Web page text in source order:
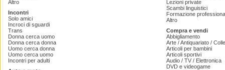
Altro
Incontri
Solo amici
Incroci di sguardi
Trans
Donna cerca uomo
Donna cerca donna
Uomo cerca donna
Uomo cerca uomo
Incontri per adulti
Lezioni private
Scambi linguistici
Formazione
Altro
Compra e vendi
Abbigliamento
Arte / Antiquariato /
Articoli per bambini
Articoli sportivi
Audio / TV / Elettronica
DVD e videogame